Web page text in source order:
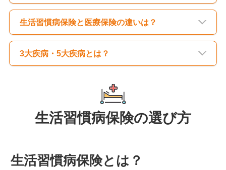
生活習慣病保険と医療保険の違いは？
3大疾病・5大疾病とは？
生活習慣病保険の選び方
生活習慣病保険とは？